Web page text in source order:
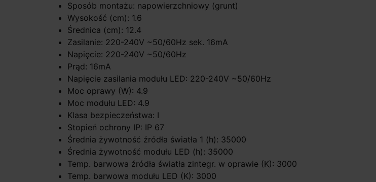
Sposób montażu: napowierzchniowy (grunt)
Wysokość (cm): 1.6
Średnica (cm): 12.4
Zasilanie: 220-240V ~50/60Hz sek. 16mA
Napięcie: 220-240V ~50/60Hz
Prąd: 16mA
Napięcie zasilania modułu LED: 220-240V ~50/60Hz
Moc oprawy (W): 4.9
Moc modułu LED: 4.9
Klasa bezpieczeństwa: I
Stopień ochrony IP: IP 67
Średnia żywotność źródła światła 1 (h): 35000
Średnia żywotność modułu LED (h): 35000
Temp. barwowa źródła światła zintegr. w oprawie (K): 3000
Temp. barwowa modułu LED (K): 3000